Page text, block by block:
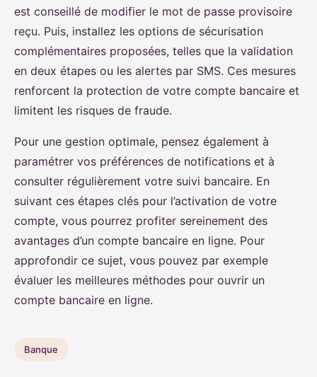
est conseillé de modifier le mot de passe provisoire
reçu. Puis, installez les options de sécurisation
complémentaires proposées, telles que la validation
en deux étapes ou les alertes par SMS. Ces mesures
renforcent la protection de votre compte bancaire et
limitent les risques de fraude.
Pour une gestion optimale, pensez également à
paramétrer vos préférences de notifications et à
consulter régulièrement votre suivi bancaire. En
suivant ces étapes clés pour l’activation de votre
compte, vous pourrez profiter sereinement des
avantages d’un compte bancaire en ligne. Pour
approfondir ce sujet, vous pouvez par exemple
évaluer les meilleures méthodes pour ouvrir un
compte bancaire en ligne.
Banque